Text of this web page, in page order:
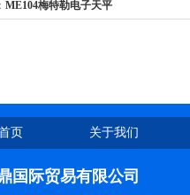
ME104梅特勒电子天平
页 关于我们
国际贸易有限公司